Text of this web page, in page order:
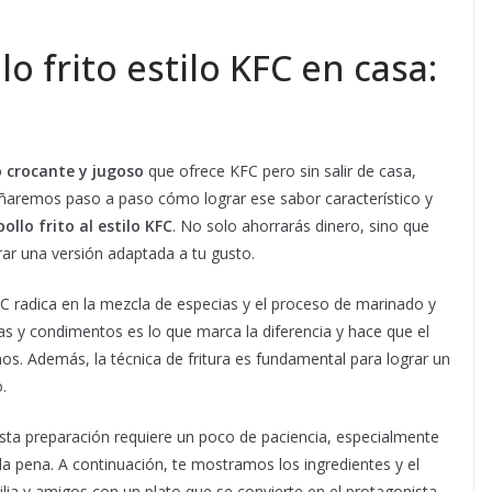
frito estilo KFC en casa:
y jugoso que ofrece KFC pero sin salir de casa,
paso a paso cómo lograr ese sabor característico y
frito al estilo KFC. No solo ahorrarás dinero, sino que
una versión adaptada a tu gusto.
radica en la mezcla de especias y el proceso de marinado y
y condimentos es lo que marca la diferencia y hace que el
Además, la técnica de fritura es fundamental para lograr un
preparación requiere un poco de paciencia, especialmente
pena. A continuación, te mostramos los ingredientes y el